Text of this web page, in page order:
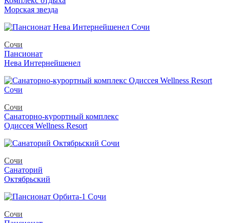
Морская звезда
Сочи
Пансионат
Нева Интернейшенел
Сочи
Санаторно-курортный комплекс
Одиссея Wellness Resort
Сочи
Санаторий
Октябрьский
Сочи